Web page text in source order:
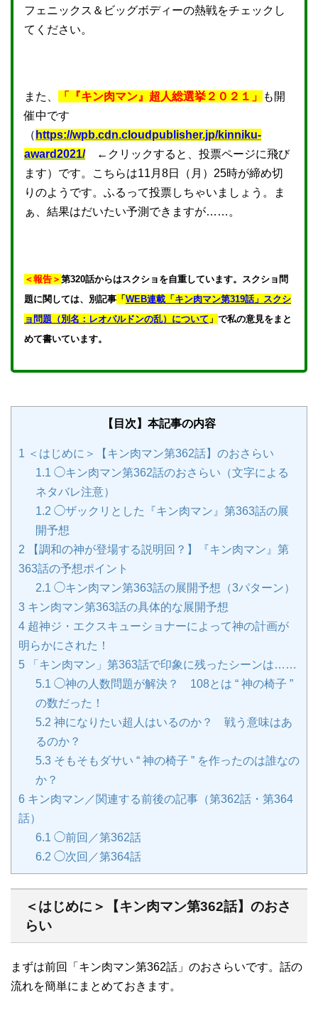
フェニックス＆ビッグボディーの熱戦をチェックし
てください。
また、 「『キン肉マン』超人総選挙２０２１」
も開
催中です
（ https://wpb.cdn.cloudpublisher.jp/kinniku-
award2021/←クリックすると、投票ページに飛び
ます）です。こちらは11月8日（月）25時が締め切
りのようです。ふるって投票しちゃいましょう。ま
ぁ、結果はだいたい予測できますが……。
＜報告＞ 第320話からはスクショを自重しています。スクショ問
題に関しては、別記事 「 WEB連載「キン肉マン第319話」スクシ
ョ問題（別名：レオパルドンの乱）について 」 で私の意見をまと
めて書いています。
【目次】本記事の内容
1 ＜はじめに＞【キン肉マン第362話】のおさらい
1.1 ◯キン肉マン第362話のおさらい（文字による
ネタバレ注意）
1.2 ◯ザックリとした『キン肉マン』第363話の展
開予想
2 【調和の神が登場する説明回？】『キン肉マン』第
363話の予想ポイント
2.1 ◯キン肉マン第363話の展開予想（3パターン）
3 キン肉マン第363話の具体的な展開予想
4 超神ジ・エクスキューショナーによって神の計画が
明らかにされた！
5 「キン肉マン」第363話で印象に残ったシーンは……
5.1 ◯神の人数問題が解決？ 108とは “ 神の椅子 ”
の数だった！
5.2 神になりたい超人はいるのか？ 戦う意味はあ
るのか？
5.3 そもそもダサい “ 神の椅子 ” を作ったのは誰なの
か？
6 キン肉マン／関連する前後の記事（第362話・第364
話）
6.1 ◯前回／第362話
6.2 ◯次回／第364話
＜はじめに＞【キン肉マン第362話】のおさ
らい
まずは前回「キン肉マン第362話」のおさらいです。話の
流れを簡単にまとめておきます。